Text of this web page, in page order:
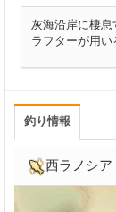
灰海沿岸に棲
ラフターが用い
釣り情報
西ラノシア